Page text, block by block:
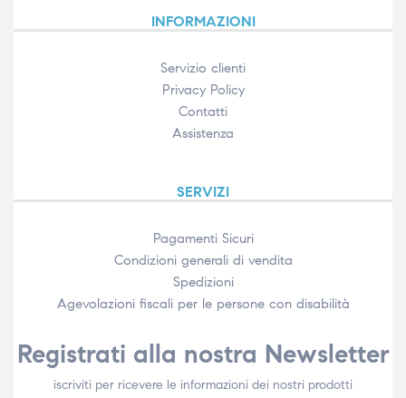
INFORMAZIONI
Servizio clienti
Privacy Policy
Contatti
Assistenza
SERVIZI
Pagamenti Sicuri
Condizioni generali di vendita
Spedizioni
Agevolazioni fiscali per le persone con disabilità​
Registrati alla nostra Newsletter
iscriviti per ricevere le informazioni dei nostri prodotti